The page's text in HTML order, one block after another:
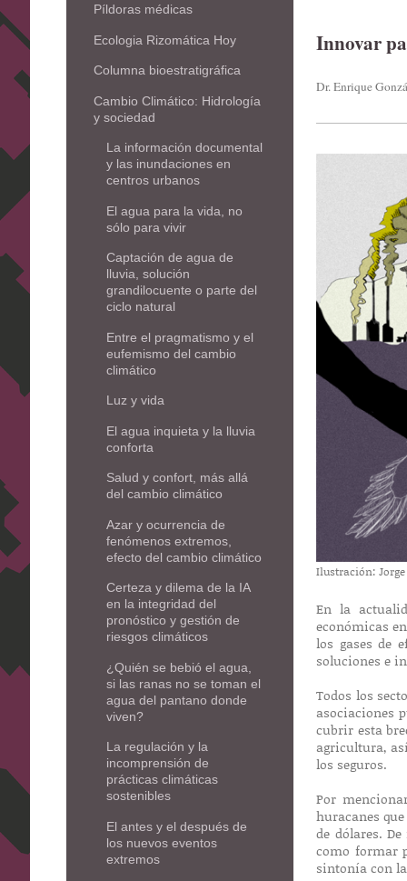
Innovar
Dr. Enrique
Ilustración: Jorge
En la
económicas
los gases de
soluciones e
Todos los
asociaciones
cubrir esta
agricultura,
los seguros.
Por
huracanes
de dólares.
como formar
sintonía con
Píldoras médicas
Ecologia Rizomática Hoy
Columna bioestratigráfica
Cambio Climático: Hidrología
y sociedad
La información documental
y las inundaciones en
centros urbanos
El agua para la vida, no
sólo para vivir
Captación de agua de
lluvia, solución
grandilocuente o parte del
ciclo natural
Entre el pragmatismo y el
eufemismo del cambio
climático
Luz y vida
El agua inquieta y la lluvia
conforta
Salud y confort, más allá
del cambio climático
Azar y ocurrencia de
fenómenos extremos,
efecto del cambio climático
Certeza y dilema de la IA
en la integridad del
pronóstico y gestión de
riesgos climáticos
¿Quién se bebió el agua,
si las ranas no se toman el
agua del pantano donde
viven?
La regulación y la
incomprensión de
prácticas climáticas
sostenibles
El antes y el después de
los nuevos eventos
extremos